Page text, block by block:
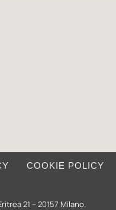
COOKIE POLICY
21 – 20157 Milano.